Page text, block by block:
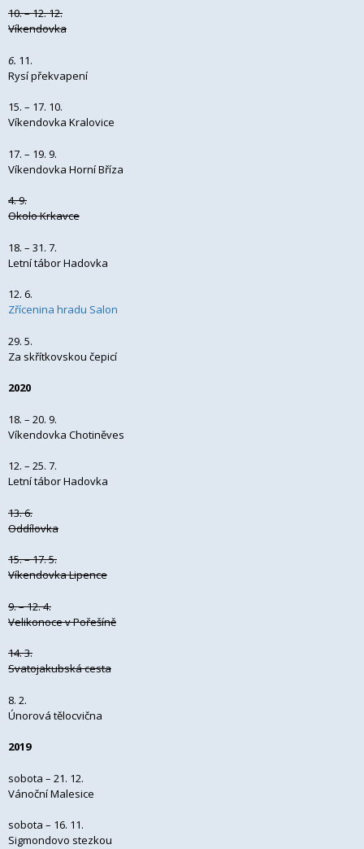
10. – 12. 12.
Víkendovka
6. 11.
Rysí překvapení
15. – 17. 10.
Víkendovka Kralovice
17. – 19. 9.
Víkendovka Horní Bříza
4. 9.
Okolo Krkavce
18. – 31. 7.
Letní tábor Hadovka
12. 6.
Zřícenina hradu Salon
29. 5.
Za skřítkovskou čepicí
2020
18. – 20. 9.
Víkendovka Chotiněves
12. – 25. 7.
Letní tábor Hadovka
13. 6.
Oddílovka
15. – 17. 5.
Víkendovka Lipence
9. – 12. 4.
Velikonoce v Pořešíně
14. 3.
Svatojakubská cesta
8. 2.
Únorová tělocvična
2019
sobota – 21. 12.
Vánoční Malesice
sobota – 16. 11.
Sigmondovo stezkou